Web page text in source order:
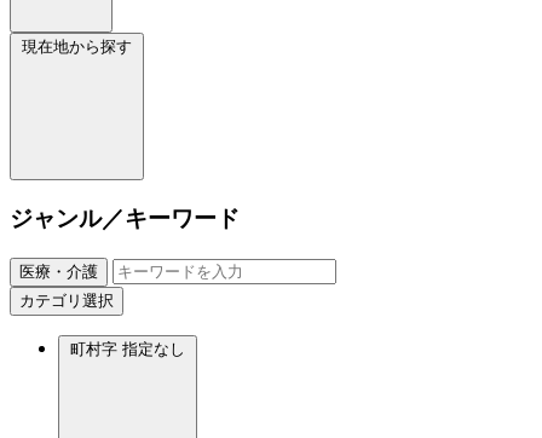
現在地から探す
ジャンル／キーワード
医療・介護
カテゴリ選択
町村字 指定なし